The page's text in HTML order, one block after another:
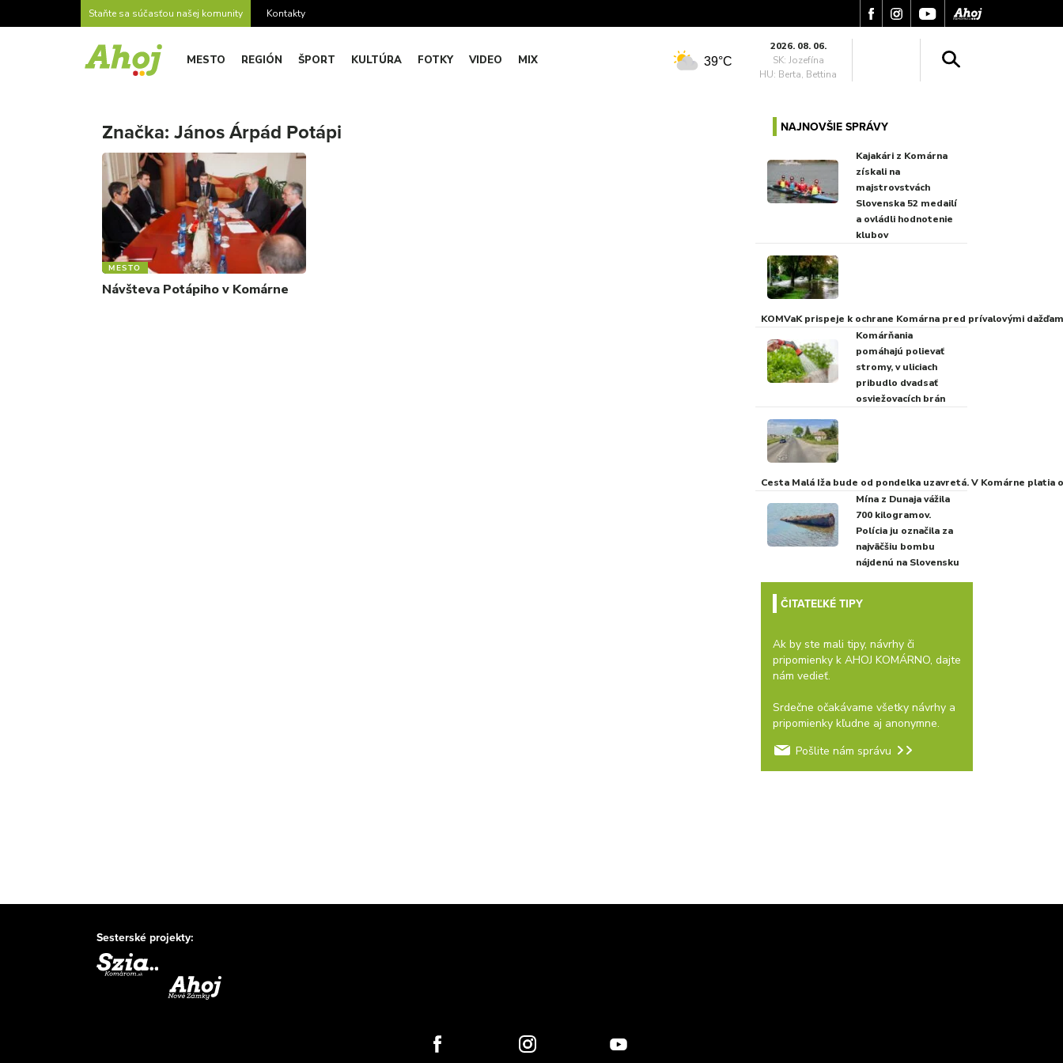
Staňte sa súčasťou našej komunity Kontakty
MESTO REGIÓN ŠPORT KULTÚRA FOTKY VIDEO MIX 39°C
2026. 08. 06.
SK: Jozefína
HU: Berta, Bettina
Značka: János Árpád Potápi
MESTO
Návšteva Potápiho v Komárne
NAJNOVŠIE SPRÁVY
Kajakári z Komárna
získali na
majstrovstvách
Slovenska 52 medailí
a ovládli hodnotenie
klubov
KOMVaK prispeje k ochrane Komárna pred prívalovými
Komárňania
pomáhajú polievať
stromy, v uliciach
pribudlo dvadsať
osviežovacích brán
Cesta Malá Iža bude od pondelka uzavretá. V Komárne platia
Mína z Dunaja vážila
700 kilogramov.
Polícia ju označila za
najväčšiu bombu
nájdenú na Slovensku
ČITATEĽKÉ TIPY
Ak by ste mali tipy, návrhy či
pripomienky k AHOJ KOMÁRNO, dajte
nám vedieť.
Srdečne očakávame všetky návrhy a
pripomienky kľudne aj anonymne.
Pošlite nám správu
Sesterské projekty: